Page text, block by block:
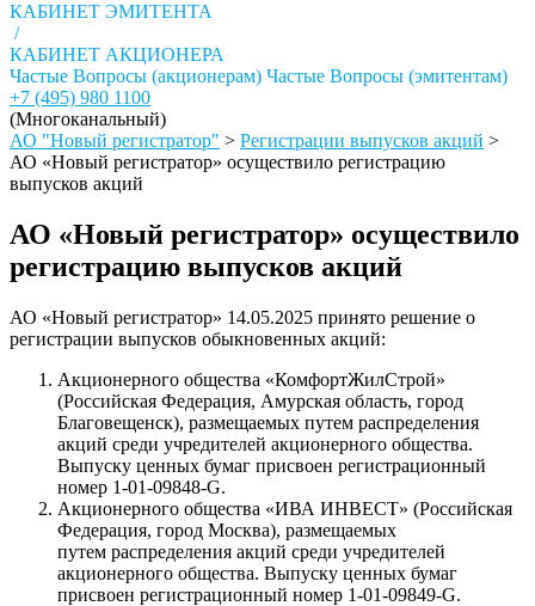
КАБИНЕТ ЭМИТЕНТА
/
КАБИНЕТ АКЦИОНЕРА
Частые Вопросы (акционерам) Частые Вопросы (эмитентам)
+7 (495) 980 1100
(Многоканальный)
АО "Новый регистратор" > Регистрации выпусков акций >
АО «Новый регистратор» осуществило регистрацию
выпусков акций
АО «Новый регистратор» осуществило
регистрацию выпусков акций
АО «Новый регистратор» 14.05.2025 принято решение о
регистрации выпусков обыкновенных акций:
Акционерного общества «КомфортЖилСтрой»
(Российская Федерация, Амурская область, город
Благовещенск), размещаемых путем распределения
акций среди учредителей акционерного общества.
Выпуску ценных бумаг присвоен регистрационный
номер 1-01-09848-G.
Акционерного общества «ИВА ИНВЕСТ» (Российская
Федерация, город Москва), размещаемых
путем распределения акций среди учредителей
акционерного общества. Выпуску ценных бумаг
присвоен регистрационный номер 1-01-09849-G.